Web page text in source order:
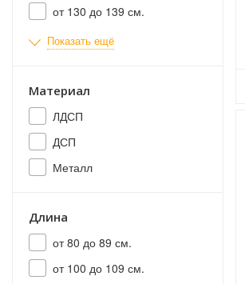
от 130 до 139 см.
Показать ещё
Материал
ЛДСП
ДСП
Металл
Длина
от 80 до 89 см.
от 100 до 109 см.